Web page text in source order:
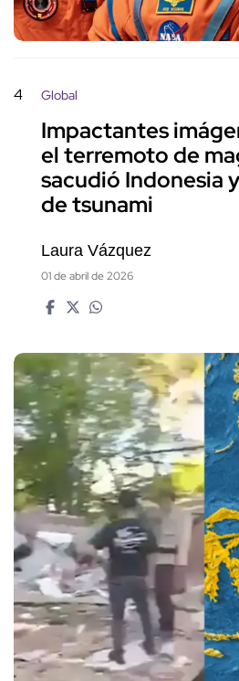
4 Global
Impactantes
el terremoto de
sacudió Indonesia
de tsunami
Laura Vázquez
01 de abril de 2026